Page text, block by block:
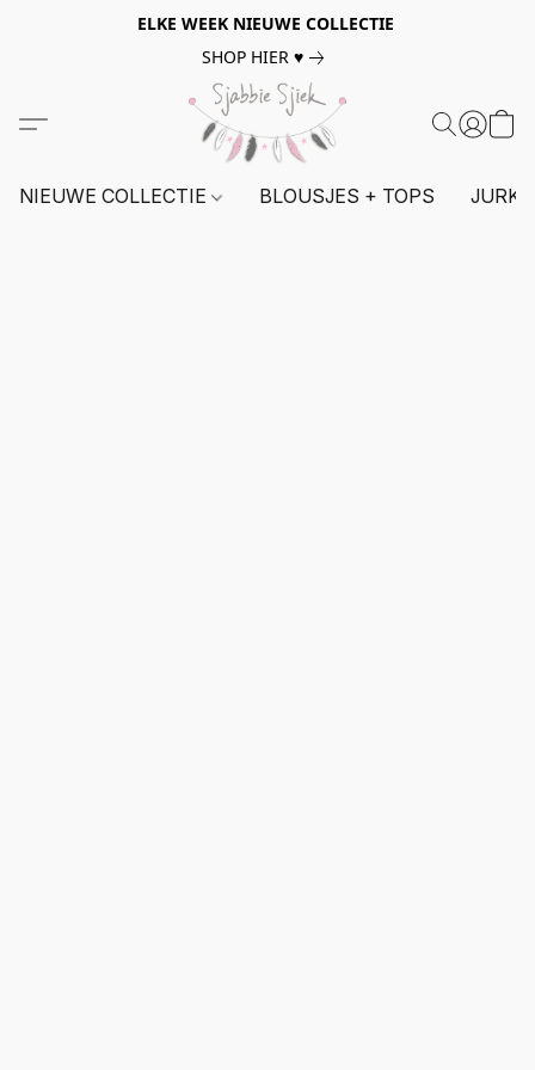
ELKE WEEK NIEUWE COLLECTIE
SHOP HIER ♥
NIEUWE COLLECTIE BLOUSJES + TOPS